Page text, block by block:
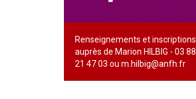
Renseignements et inscriptions
auprès de Marion HILBIG - 03 88
21 47 03 ou m.hilbig@anfh.fr